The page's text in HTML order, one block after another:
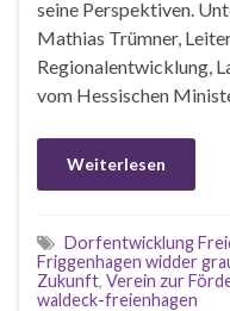
seine Perspektiven.
Mathias Trümner,
Regionalentwicklung,
vom Hessischen
Weiterlesen
Dorfentwicklung
Friggenhagen widder
Zukunft, Verein zur
waldeck-freienhagen